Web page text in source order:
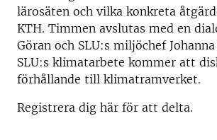
lärosäten och vilka konkreta
KTH. Timmen avslutas med en
Göran och SLU:s miljöchef
SLU:s klimatarbete kommer att
förhållande till klimatramverket.
Registrera dig här för att delta.